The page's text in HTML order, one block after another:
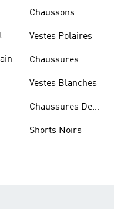
Chaussons
Vestes Polaires
Chaussures
Vestes Blanches
Chaussures De
Shorts Noirs